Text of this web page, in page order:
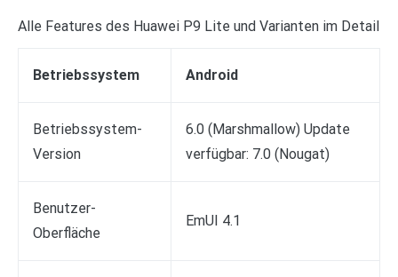
Alle Features des Huawei P9 Lite und Varianten im Detail
Betriebssystem Android
Betriebssystem-
Version
6.0 (Marshmallow) Update
verfügbar: 7.0 (Nougat)
Benutzer-
Oberfläche
EmUI 4.1